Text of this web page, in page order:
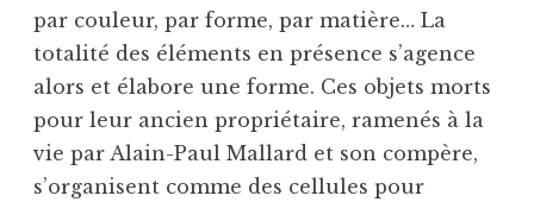
par couleur, par forme, par matière… La
totalité des éléments en présence s’agence
alors et élabore une forme. Ces objets morts
pour leur ancien propriétaire, ramenés à la
vie par Alain-Paul Mallard et son compère,
s’organisent comme des cellules pour